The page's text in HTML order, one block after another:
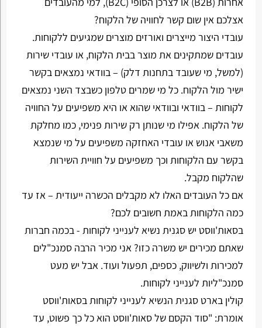
אצלכם אין שום קשר לחוויה של הלקוח?
עובדי היצור מייצרים ואורזים מוצרים שמגיעים ללקוחות.
עובדים שמתקינים את מוצר בבית הלקוח, או עובדי שירות
(למשל, מי שעובד בתחנות דלק) – בוודאי נמצאים בקשר
ישיר מול הלקוח. כל מי שמרים טלפון כשבצד השני נמצאים
לקוחות – בוודאי ובוודאי שהוא או היא משפיעים על החוויה
של הלקוח. אפילו מי שנותן רק שירות פנימי, כמו מחלקת
משאבי אנוש או עובדי האחזקה משפיעים על מי שנמצא
בקשר עם הלקוחות וכך משפיעים על חוויית השירות
שהלקוח מקבל.
אם כל העובדים האלו לא מקבלים הכשרה ייעודית – אז עד
כמה הלקוחות באמת חשובים לכם?
בסאות'ווסט יש סגנית נשיא לענייני לקוחות - בכמה חברות
שאתם מכירים יש משרה כזו? אני מכיר הרבה סמנכ"לים
למכירות ולשיווק, כספים, תפעול ועוד. אבל יש מעט
סמנכ"ליות לענייני לקוחות.
קולין בארט סגנית הנשיא לענייני לקוחות בסאות'ווסט
אומרת: "סוד הקסם של סאות'ווסט הוא כל כך פשוט, עד